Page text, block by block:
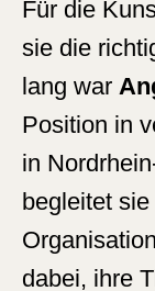
Für die
sie die
lang war
Position in
in
begleitet
dabei, ihre